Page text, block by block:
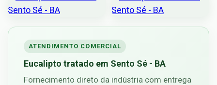
ATENDIMENTO COMERCIAL
Eucalipto tratado em Sento Sé - BA
Fornecimento direto da indústria com entrega